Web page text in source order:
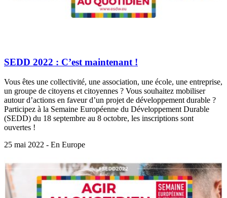
SEDD 2022 : C’est maintenant !
Vous êtes une collectivité, une association, une école, une entreprise,
un groupe de citoyens et citoyennes ? Vous souhaitez mobiliser
autour d’actions en faveur d’un projet de développement durable ?
Participez à la Semaine Européenne du Développement Durable
(SEDD) du 18 septembre au 8 octobre, les inscriptions sont
ouvertes !
25 mai 2022 - En Europe